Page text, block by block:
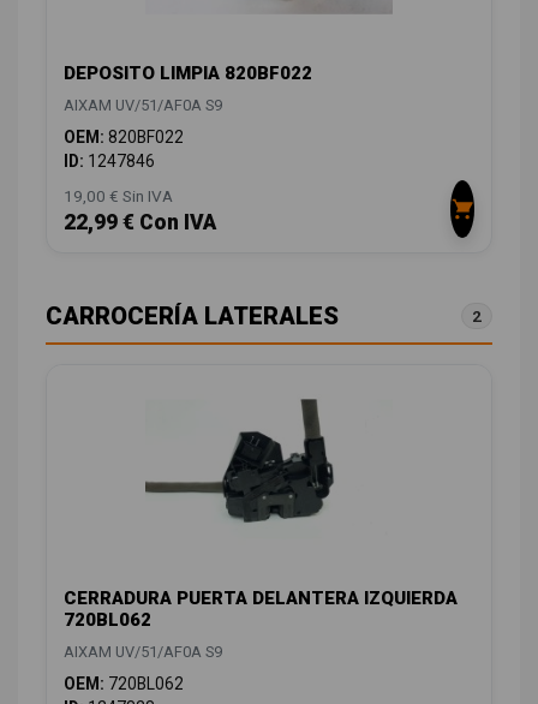
DEPOSITO LIMPIA 820BF022
AIXAM UV/51/AF0A S9
OEM: 820BF022
ID: 1247846
19,00 € Sin IVA
22,99 € Con IVA
CARROCERÍA LATERALES 2
CERRADURA PUERTA DELANTERA IZQUIERDA
720BL062
AIXAM UV/51/AF0A S9
OEM: 720BL062